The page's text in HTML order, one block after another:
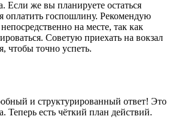
Если же вы планируете остаться
оплатить госпошлину. Рекомендую
на месте, так как
Советую приехать на вокзал
чтобы точно успеть.
и структурированный ответ! Это
Теперь есть чёткий план действий.